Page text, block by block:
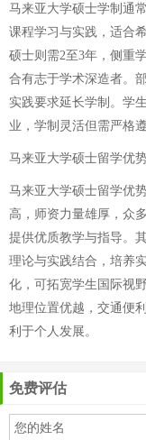
马来亚大学硕士学制通
课程学习与实践，适合
硕士则需2至3年，侧重
合有志于学术深造者。
实践要求延长学制。学
业，学制灵活但需严格
马来亚大学硕士留学优
马来亚大学硕士留学优
高，师资力量雄厚，众
提供优质教学与指导。
理论与实践结合，培养
化，可拓宽学生国际视
地理位置优越，交通便
利于个人发展。
免费评估